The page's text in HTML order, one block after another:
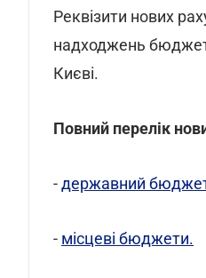
Реквізити нових
надходжень
Києві.
Повний перелік
-державний
- місцеві бюджети.